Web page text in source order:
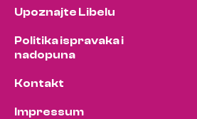
Upoznajte Libelu
Politika ispravaka i
nadopuna
Kontakt
Impressum